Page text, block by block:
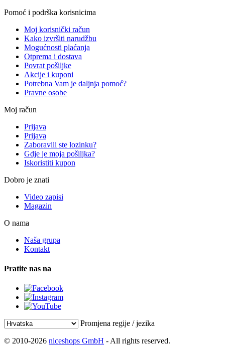
Pomoć i podrška korisnicima
Moj korisnički račun
Kako izvršiti narudžbu
Mogućnosti plaćanja
Otprema i dostava
Povrat pošiljke
Akcije i kuponi
Potrebna Vam je daljnja pomoć?
Pravne osobe
Moj račun
Prijava
Prijava
Zaboravili ste lozinku?
Gdje je moja pošiljka?
Iskoristiti kupon
Dobro je znati
Video zapisi
Magazin
O nama
Naša grupa
Kontakt
Pratite nas na
Promjena regije / jezika
© 2010-2026 niceshops GmbH - All rights reserved.